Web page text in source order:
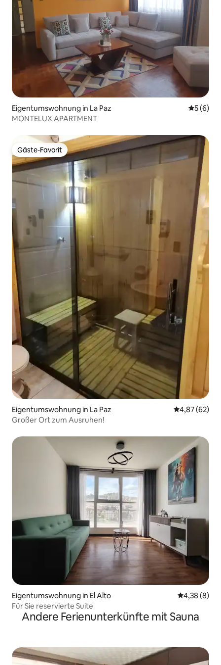
Eigentumswohnung in La Paz
5 (6)
MONTELUX APARTMENT
Gäste-Favorit
Gäste-Favorit
Eigentumswohnung in La Paz
4,87 (62)
Großer Ort zum Ausruhen!
Eigentumswohnung in El Alto
4,38 (8)
Für Sie reservierte Suite
Andere Ferienunterkünfte mit Sauna